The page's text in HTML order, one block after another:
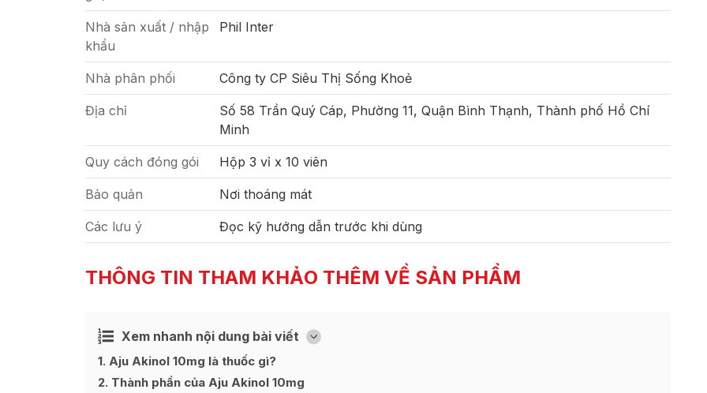
Nhà sản xuất / nhập
khẩu
Phil Inter
Nhà phân phối Công ty CP Siêu Thị Sống Khoẻ
Địa chỉ
Số 58 Trần Quý Cáp, Phường 11, Quận Bình Thạnh, Thành phố Hồ Chí
Minh
Quy cách đóng gói Hộp 3 vỉ x 10 viên
Bảo quản Nơi thoáng mát
Các lưu ý Đọc kỹ hướng dẫn trước khi dùng
THÔNG TIN THAM KHẢO THÊM VỀ SẢN PHẨM
Xem nhanh nội dung bài viết [
Ẩn
1 Aju Akinol 10mg là thuốc gì?
2 Thành phần của Aju Akinol 10mg